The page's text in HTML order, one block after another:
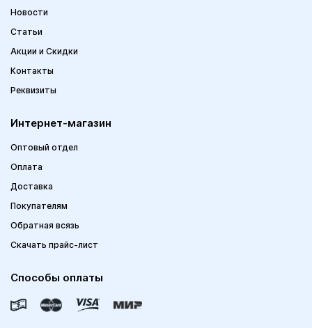
Новости
Статьи
Акции и Скидки
Контакты
Реквизиты
Интернет-магазин
Оптовый отдел
Оплата
Доставка
Покупателям
Обратная всязь
Скачать прайс-лист
Способы оплаты